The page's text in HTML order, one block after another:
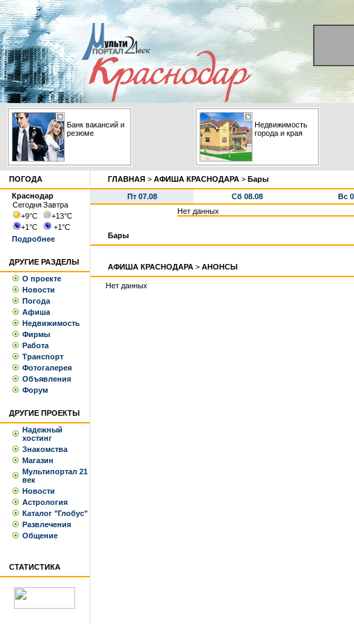
Банк вакансий и
резюме
Недвижимость
города и края
ПОГОДА
Краснодар
СегодняЗавтра
+9°С +13°С
+1°С +1°С
Подробнее
ДРУГИЕ РАЗДЕЛЫ
О проекте
Новости
Погода
Афиша
Недвижимость
Фирмы
Работа
Транспорт
Фотогалерея
Объявления
Форум
ДРУГИЕ ПРОЕКТЫ
Надежный
хостинг
Знакомства
Магазин
Мультипортал 21
век
Новости
Астрология
Каталог "Глобус"
Развлечения
Общение
СТАТИСТИКА
ГЛАВНАЯ > АФИША КРАСНОДАРА > Бары
Пт 07.08 Сб 08.08 Вс
Нет данных
Бары
АФИША КРАСНОДАРА > АНОНСЫ
Нет данных